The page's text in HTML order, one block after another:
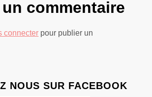
commentaire
connecter pour publier un
NOUS SUR FACEBOOK